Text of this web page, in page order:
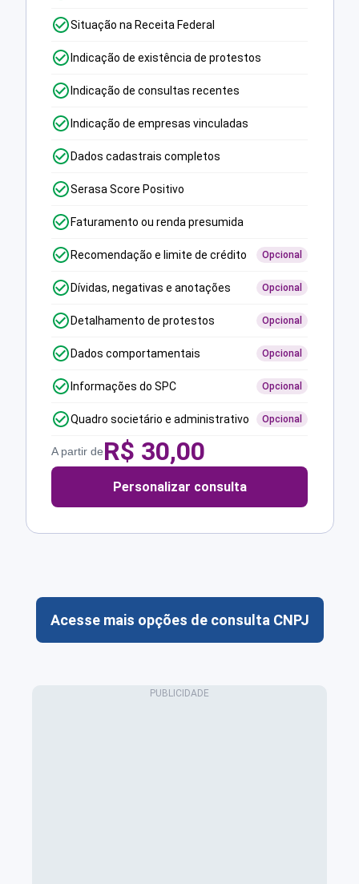
Situação na Receita Federal
Indicação de existência de protestos
Indicação de consultas recentes
Indicação de empresas vinculadas
Dados cadastrais completos
Serasa Score Positivo
Faturamento ou renda presumida
Recomendação e limite de crédito Opcional
Dívidas, negativas e anotações Opcional
Detalhamento de protestos Opcional
Dados comportamentais Opcional
Informações do SPC Opcional
Quadro societário e administrativo Opcional
A partir deR$ 30,00
Personalizar consulta
Acesse mais opções de consulta CNPJ